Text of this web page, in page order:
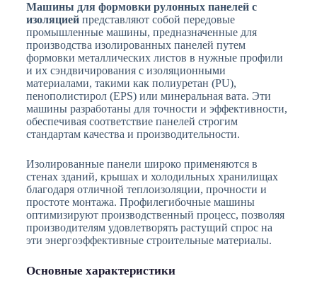
Машины для формовки рулонных панелей с
изоляциейпредставляют собой передовые
промышленные машины, предназначенные для
производства изолированных панелей путем
формовки металлических листов в нужные профили
и их сэндвичирования с изоляционными
материалами, такими как полиуретан (PU),
пенополистирол (EPS) или минеральная вата. Эти
машины разработаны для точности и эффективности,
обеспечивая соответствие панелей строгим
стандартам качества и производительности.
Изолированные панели широко применяются в
стенах зданий, крышах и холодильных хранилищах
благодаря отличной теплоизоляции, прочности и
простоте монтажа. Профилегибочные машины
оптимизируют производственный процесс, позволяя
производителям удовлетворять растущий спрос на
эти энергоэффективные строительные материалы.
Основные характеристики